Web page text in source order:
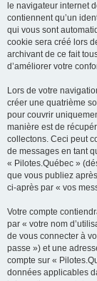
le navigateur internet
contiennent qu’un
qui vous sont
cookie sera créé lors
archivant de ce fait
d’améliorer votre
Lors de votre
créer une quatrième
pour couvrir
manière est de
collectons. Ceci peut
de messages en tant
« Pilotes.Québec »
que vous publiez
ci-après par « vos
Votre compte
par « votre nom
de vous connecter à
passe ») et une
compte sur «
données applicables